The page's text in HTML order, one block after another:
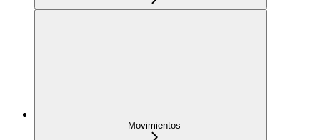
Movimientos